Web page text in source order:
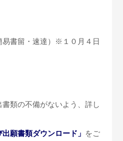
易書留・速達）※１０月４日
類の不備がないよう、詳し
願書類ダウンロード」 をご